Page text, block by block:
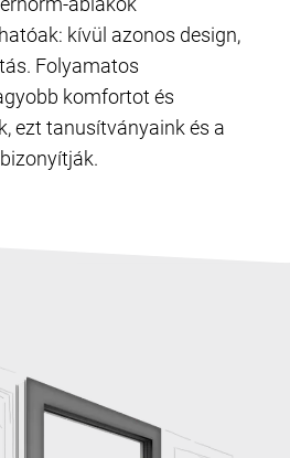
kívül azonos design,
Folyamatos
komfortot és
ezt tanusítványaink és a